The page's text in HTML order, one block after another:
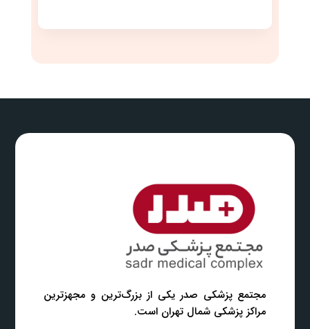
مجتمع پزشکی صدر یکی از بزرگ‌ترین و مجهزترین
مراکز پزشکی شمال تهران است.